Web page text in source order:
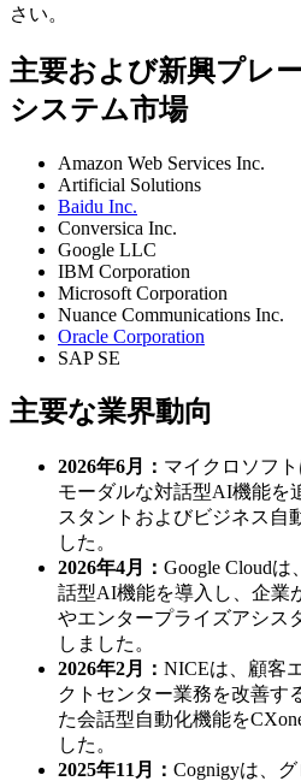
さい。
主要および新興プレ
システム市場
Amazon Web Services Inc.
Artificial Solutions
Baidu Inc.
Conversica Inc.
Google LLC
IBM Corporation
Microsoft Corporation
Nuance Communications Inc.
Oracle Corporation
SAP SE
主要な業界動向
2026年6月： マイクロソフ
モーダルな対話型AI機能を
スタントおよびビジネス自
した。
2026年4月： Google Cloud
話型AI機能を導入し、企業
やエンタープライズアシス
しました。
2026年2月： NICEは、顧客
クトセンター業務を改善す
た会話型自動化機能を
した。
2025年11月： Cognigyは、